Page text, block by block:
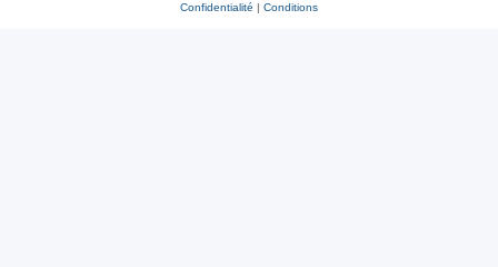
Confidentialité | Conditions